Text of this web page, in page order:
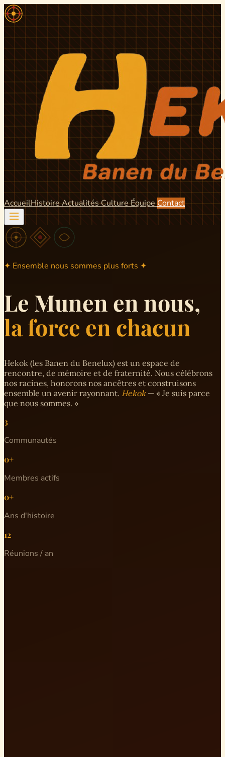
AccueilHistoire ActualitésCulture Équipe Contact
✦ Ensemble nous sommes plus forts ✦
Le Munen en nous,
la force en chacun
Hekok (les Banen du Benelux) est un espace de
rencontre, de mémoire et de fraternité. Nous célébrons
nos racines, honorons nos ancêtres et construisons
ensemble un avenir rayonnant. Hekok— « Je suis parce
que nous sommes. »
3
Communautés
0+
Membres actifs
0+
Ans d'histoire
12
Réunions / an